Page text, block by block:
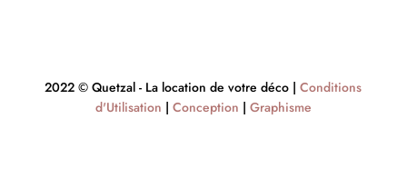
2022 © Quetzal - La location de votre déco |Conditions
d'Utilisation | Conception | Graphisme